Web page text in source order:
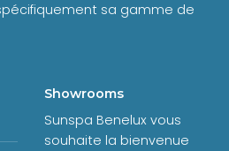
sa gamme de
Showrooms
Sunspa Benelux vous
souhaite la bienvenue